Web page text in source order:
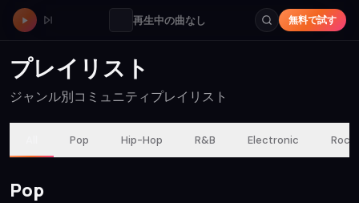
再生中の曲なし 無料で試す
プレイリスト
ジャンル別コミュニティプレイリスト
Pop Hip-Hop R&B Electronic Rock
Pop